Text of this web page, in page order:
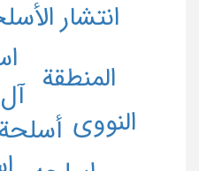
المنطقة
النووی
انتشار